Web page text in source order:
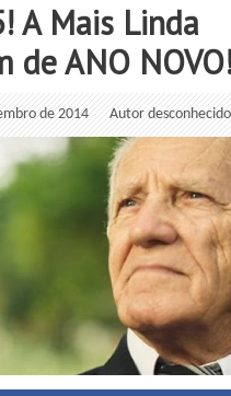
A Mais Linda
de ANO
de 2014 Autor desconhecido